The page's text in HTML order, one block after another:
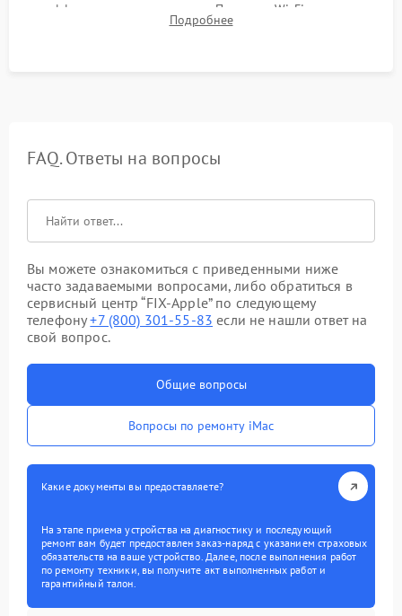
эффективности охлаждения. Проверка Wi-Fi, камеры,
микрофона и всех портов перед выдачей устройства.
Подробнее
FAQ. Ответы на вопросы
Вы можете ознакомиться с приведенными ниже
часто задаваемыми вопросами, либо обратиться в
сервисный центр “FIX-Apple” по следующему
телефону+7 (800) 301-55-83 если не нашли ответ на
свой вопрос.
Общие вопросы
Вопросы по ремонту iMac
Какие документы вы предоставляете?
На этапе приема устройства на диагностику и последующий
ремонт вам будет предоставлен заказ-наряд с указанием страховых
обязательств на ваше устройство. Далее, после выполнения работ
по ремонту техники, вы получите акт выполненных работ и
гарантийный талон.